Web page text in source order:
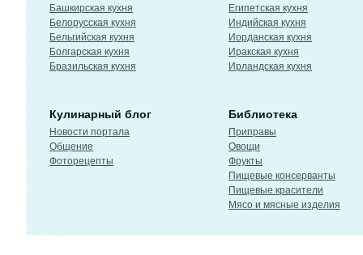
Башкирская кухня
Белорусская кухня
Бельгийская кухня
Болгарская кухня
Бразильская кухня
Египетская кухня
Индийская кухня
Иорданская кухня
Иракская кухня
Ирландская кухня
Кулинарный блог
Новости портала
Общение
Фоторецепты
Библиотека
Приправы
Овощи
Фрукты
Пищевые консерванты
Пищевые красители
Мясо и мясные изделия